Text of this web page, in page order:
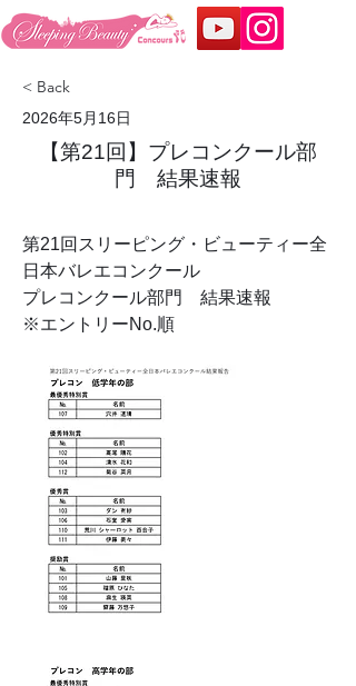
< Back
2026年5月16日
【第21回】プレコンクール部
門 結果速報
第21回スリーピング・ビューティー全
日本バレエコンクール
プレコンクール部門　結果速報
※エントリーNo.順